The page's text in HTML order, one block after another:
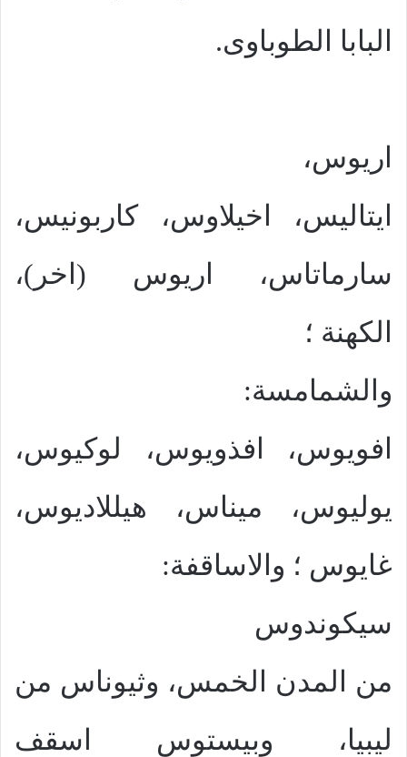
البابا الطوباوى.
اريوس،
ايتاليس، اخيلاوس، كاربونيس،
سارماتاس، اريوس (اخر)،
الكهنة ؛
والشمامسة:
افويوس، افذويوس، لوكيوس،
يوليوس، ميناس، هيللاديوس،
غايوس ؛ والاساقفة:
سيكوندوس
من المدن الخمس، وثيوناس من
ليبيا، وبيستوس اسقف